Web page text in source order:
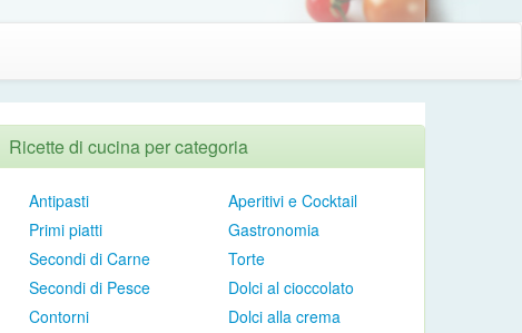
Ricette di cucina per categoria
Antipasti
Primi piatti
Secondi di Carne
Secondi di Pesce
Contorni
Aperitivi e Cocktail
Gastronomia
Torte
Dolci al cioccolato
Dolci alla crema